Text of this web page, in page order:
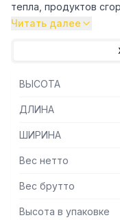
тепла, продуктов
воздуха, что
предметах мебели и
оборудование
защищает
— Бескаркасный
0,8мм
Читать далее
ВЫСОТА
ДЛИНА
ШИРИНА
Вес нетто
Вес брутто
Высота в упаковке